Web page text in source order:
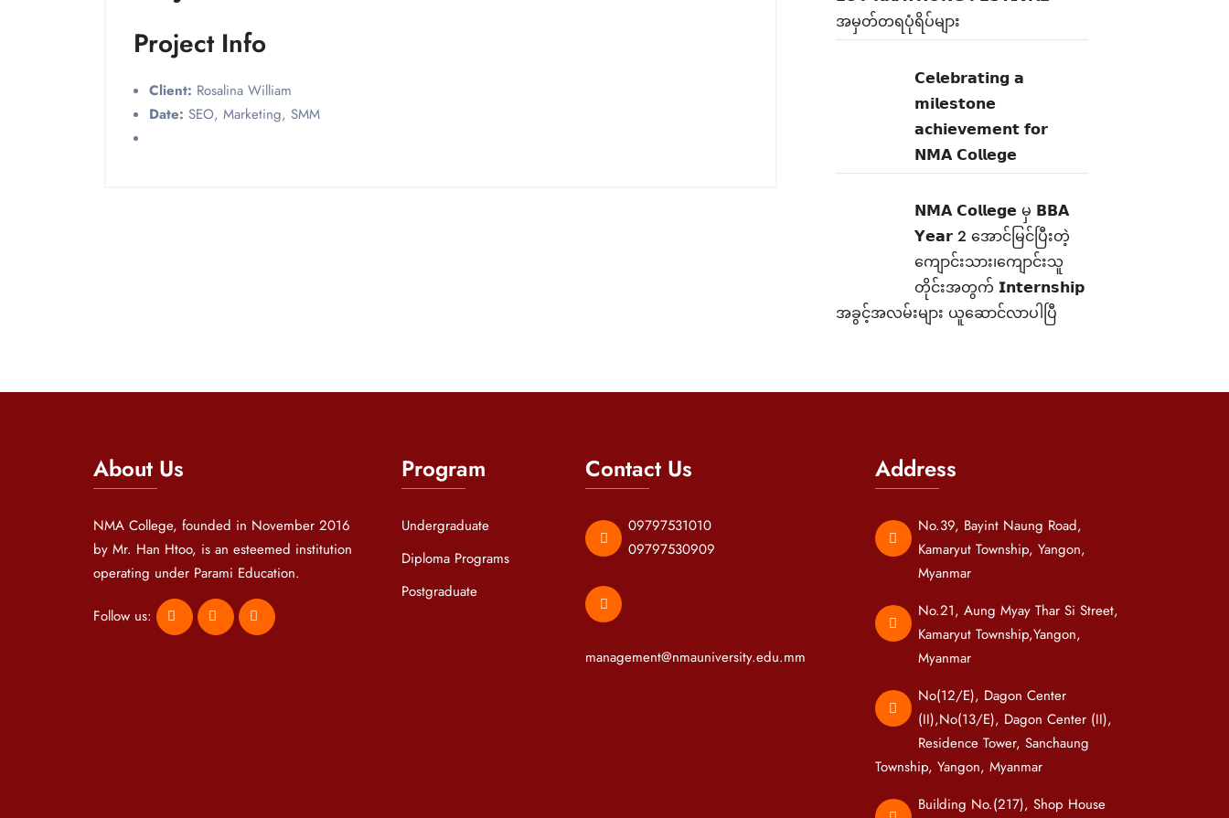
Project Info
Client: Rosalina William
Date: SEO, Marketing, SMM
အမှတ်တရပုံရိပ်များ
𝗖𝗲𝗹𝗲𝗯𝗿𝗮𝘁𝗶𝗻𝗴 𝗮
𝗺𝗶𝗹𝗲𝘀𝘁𝗼𝗻𝗲
𝗮𝗰𝗵𝗶𝗲𝘃𝗲𝗺𝗲𝗻𝘁 𝗳𝗼𝗿
𝗡𝗠𝗔 𝗖𝗼𝗹𝗹𝗲𝗴𝗲
𝗡𝗠𝗔 𝗖𝗼𝗹𝗹𝗲𝗴𝗲 မှ 𝗕𝗕𝗔
𝗬𝗲𝗮𝗿 2 အောင်မြင်ပြီးတဲ့
ကျောင်းသား၊‌ကျောင်းသူ
တိုင်းအတွက် 𝗜𝗻𝘁𝗲𝗿𝗻𝘀𝗵𝗶𝗽
အခွင့်အလမ်းများ ယူဆောင်လာပါပြီ
About Us
NMA College, founded in November 2016
by Mr. Han Htoo, is an esteemed institution
operating under Parami Education.
Follow us:
Program
Undergraduate
Diploma Programs
Postgraduate
Contact Us
09797531010
09797530909
management@nmauniversity.edu.mm
Address
No.39, Bayint Naung Road,
Kamaryut Township, Yangon,
Myanmar
No.21, Aung Myay Thar Si Street,
Kamaryut Township,Yangon,
Myanmar
No(12/E), Dagon Center
(II),No(13/E), Dagon Center (II),
Residence Tower, Sanchaung
Township, Yangon, Myanmar
Building No.(217), Shop House